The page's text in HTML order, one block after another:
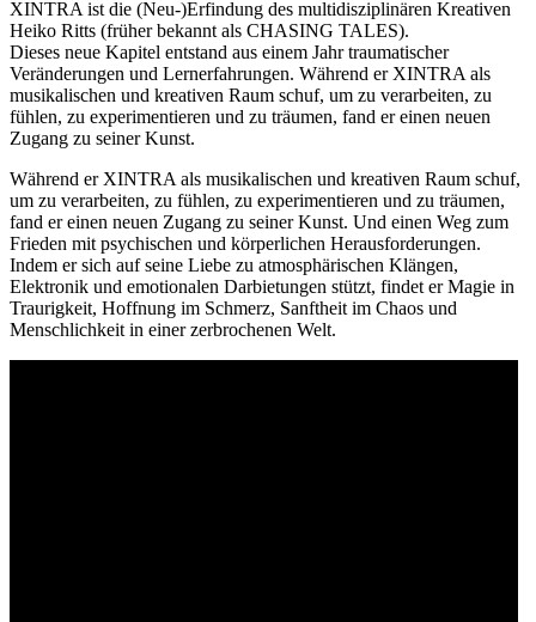
XINTRA ist die (Neu-)Erfindung des multidisziplinären Kreativen
Heiko Ritts (früher bekannt als CHASING TALES).
Dieses neue Kapitel entstand aus einem Jahr traumatischer
Veränderungen und Lernerfahrungen. Während er XINTRA als
musikalischen und kreativen Raum schuf, um zu verarbeiten, zu
fühlen, zu experimentieren und zu träumen, fand er einen neuen
Zugang zu seiner Kunst.
Während er XINTRA als musikalischen und kreativen Raum schuf,
um zu verarbeiten, zu fühlen, zu experimentieren und zu träumen,
fand er einen neuen Zugang zu seiner Kunst. Und einen Weg zum
Frieden mit psychischen und körperlichen Herausforderungen.
Indem er sich auf seine Liebe zu atmosphärischen Klängen,
Elektronik und emotionalen Darbietungen stützt, findet er Magie in
Traurigkeit, Hoffnung im Schmerz, Sanftheit im Chaos und
Menschlichkeit in einer zerbrochenen Welt.